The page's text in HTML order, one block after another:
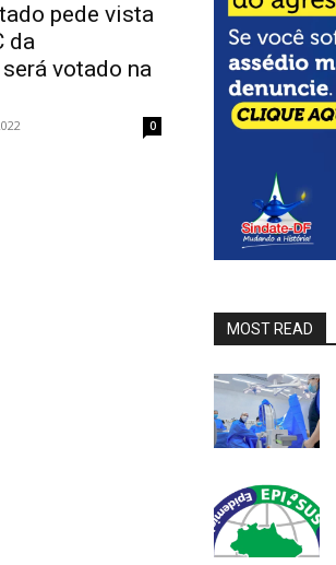
pede vista
da
votado na
0
MOST READ